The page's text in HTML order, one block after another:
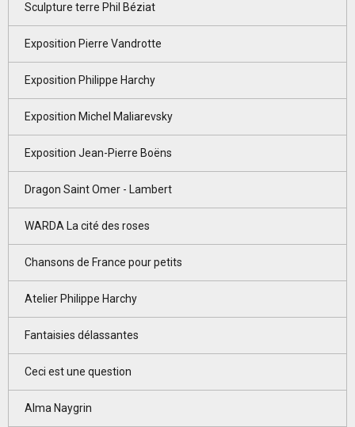
Sculpture terre Phil Béziat
Exposition Pierre Vandrotte
Exposition Philippe Harchy
Exposition Michel Maliarevsky
Exposition Jean-Pierre Boëns
Dragon Saint Omer - Lambert
WARDA La cité des roses
Chansons de France pour petits
Atelier Philippe Harchy
Fantaisies délassantes
Ceci est une question
Alma Naygrin